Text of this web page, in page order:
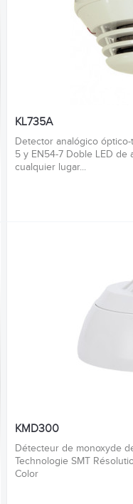
KL735A
Detector analógico
5 y EN54-7 Doble LED de
cualquier lugar...
KMD300
Détecteur de monoxyde
Technologie SMT
Color